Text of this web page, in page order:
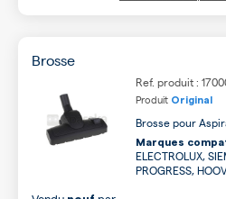
Brosse
Ref. produit :
Produit Original
Brosse pour
Marques
ELECTROLUX,
PROGRESS,